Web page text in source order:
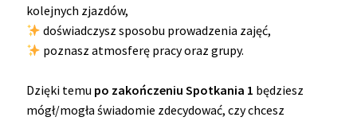
kolejnych zjazdów,
doświadczysz sposobu prowadzenia zajęć,
poznasz atmosferę pracy oraz grupy.
Dzięki temu po zakończeniu Spotkania 1 będziesz
mógł/mogła świadomie zdecydować, czy chcesz